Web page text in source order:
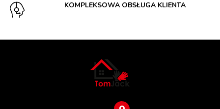
KOMPLEKSOWA OBSŁUGA KLIENTA